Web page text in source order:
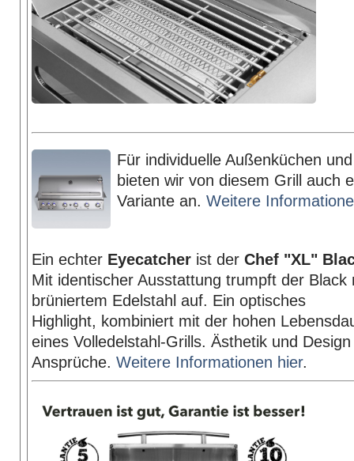
Für individuelle Außenküchen
bieten wir von diesem Grill auch
Variante an. Weitere
Ein echter Eyecatcher ist der Chef "XL"
Mit identischer Ausstattung trumpft der Black
brüniertem Edelstahl auf. Ein optisches
Highlight, kombiniert mit der hohen
eines Volledelstahl-Grills. Ästhetik und
Ansprüche. Weitere Informationen hier.